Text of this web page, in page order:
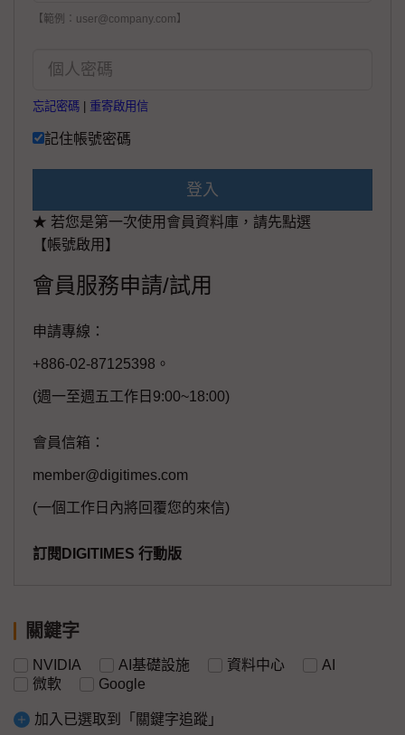
【範例：user@company.com】
忘記密碼 重寄啟用信
記住帳號密碼
登入
★ 若您是第一次使用會員資料庫，請先點選
【帳號啟用】
會員服務申請/試用
申請專線：
+886-02-87125398。
(週一至週五工作日9:00~18:00)
會員信箱：
member@digitimes.com
(一個工作日內將回覆您的來信)
訂閱DIGITIMES 行動版
關鍵字
NVIDIA AI基礎設施 資料中心
AI
微軟
Google
加入已選取到「關鍵字追蹤」